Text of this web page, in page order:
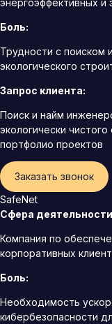
энергоэффективных и
Боль:
Трудности с поиском
экологического
Запрос клиента:
Поиск и найм
экологически
портфолио проектов
Заказать звонок
SafeNet
Сфера
Компания по
корпоративных
Боль:
Необходимость
кибербезопасности